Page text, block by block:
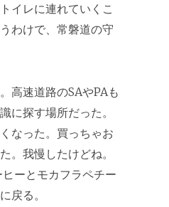
イレに連れていくこ
わけで、常磐道の守
高速道路のSAやPAも
に探す場所だった。
なった。買っちゃお
。我慢したけどね。
ーとモカフラペチー
戻る。